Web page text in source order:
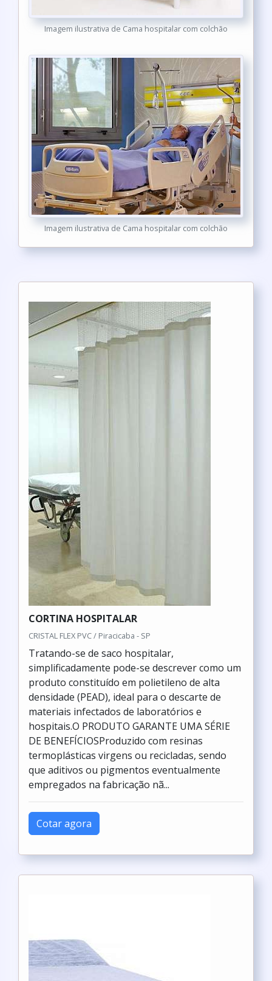
Imagem ilustrativa de Cama hospitalar com colchão
Imagem ilustrativa de Cama hospitalar com colchão
CORTINA HOSPITALAR
CRISTAL FLEX PVC / Piracicaba - SP
Tratando-se de saco hospitalar,
simplificadamente pode-se descrever como um
produto constituído em polietileno de alta
densidade (PEAD), ideal para o descarte de
materiais infectados de laboratórios e
hospitais.O PRODUTO GARANTE UMA SÉRIE
DE BENEFÍCIOSProduzido com resinas
termoplásticas virgens ou recicladas, sendo
que aditivos ou pigmentos eventualmente
empregados na fabricação nã...
Cotar agora